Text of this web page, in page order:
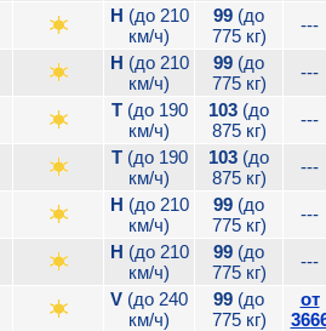
H (до 210
км/ч)
99 (до
775 кг)
---
H (до 210
км/ч)
99 (до
775 кг)
---
T(до 190
км/ч)
103 (до
875 кг)
---
T(до 190
км/ч)
103 (до
875 кг)
---
H (до 210
км/ч)
99 (до
775 кг)
---
H (до 210
км/ч)
99 (до
775 кг)
---
V (до 240
км/ч)
99 (до
775 кг)
от